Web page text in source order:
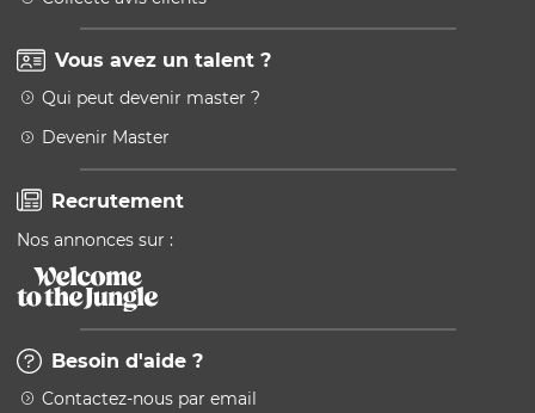
Vous avez un talent ?
Qui peut devenir master ?
Devenir Master
Recrutement
Nos annonces sur :
Besoin d'aide ?
Contactez-nous par email